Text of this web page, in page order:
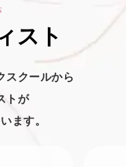
スト
スクールから
トが
ます。